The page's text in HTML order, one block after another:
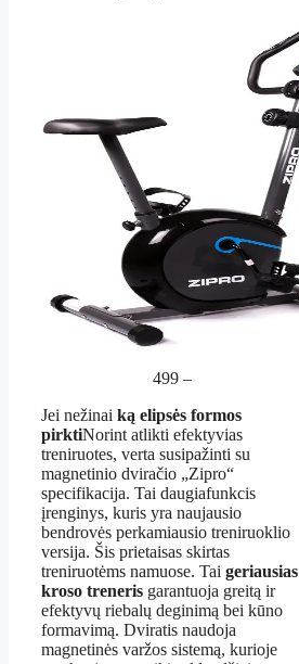
499 –
Jei nežinai ką elipsės formos
pirktiNorint atlikti efektyvias
treniruotes, verta susipažinti su
magnetinio dviračio „Zipro“
specifikacija. Tai daugiafunkcis
įrenginys, kuris yra naujausio
bendrovės perkamiausio treniruoklio
versija. Šis prietaisas skirtas
treniruotėms namuose. Tai geriausias
kroso treneris garantuoja greitą ir
efektyvų riebalų deginimą bei kūno
formavimą. Dviratis naudoja
magnetinės varžos sistemą, kurioje